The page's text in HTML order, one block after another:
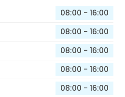
08:00 - 16:00
08:00 - 16:00
08:00 - 16:00
08:00 - 16:00
08:00 - 16:00